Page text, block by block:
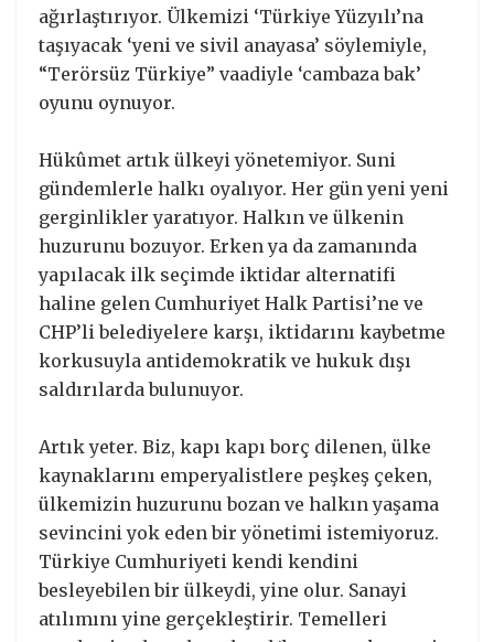
ağırlaştırıyor. Ülkemizi ‘Türkiye Yüzyılı’na
taşıyacak ‘yeni ve sivil anayasa’ söylemiyle,
“Terörsüz Türkiye” vaadiyle ‘cambaza bak’
oyunu oynuyor.
Hükûmet artık ülkeyi yönetemiyor. Suni
gündemlerle halkı oyalıyor. Her gün yeni yeni
gerginlikler yaratıyor. Halkın ve ülkenin
huzurunu bozuyor. Erken ya da zamanında
yapılacak ilk seçimde iktidar alternatifi
haline gelen Cumhuriyet Halk Partisi’ne ve
CHP’li belediyelere karşı, iktidarını kaybetme
korkusuyla antidemokratik ve hukuk dışı
saldırılarda bulunuyor.
Artık yeter. Biz, kapı kapı borç dilenen, ülke
kaynaklarını emperyalistlere peşkeş çeken,
ülkemizin huzurunu bozan ve halkın yaşama
sevincini yok eden bir yönetimi istemiyoruz.
Türkiye Cumhuriyeti kendi kendini
besleyebilen bir ülkeydi, yine olur. Sanayi
atılımını yine gerçekleştirir. Temelleri